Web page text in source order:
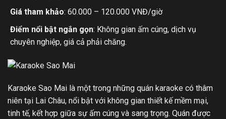
Giá tham khảo: 60.000 – 120.000 VNĐ/giờ
Điểm nổi bật ngắn gọn: Không gian ấm cúng, dịch vụ
chuyên nghiệp, giá cả phải chăng.
Karaoke Sao Mai là một trong những quán karaoke có thâm
niên tại Lai Châu, nổi bật với không gian thiết kế mềm mại,
tinh tế, kết hợp giữa sự ấm cúng và sang trọng. Quán được